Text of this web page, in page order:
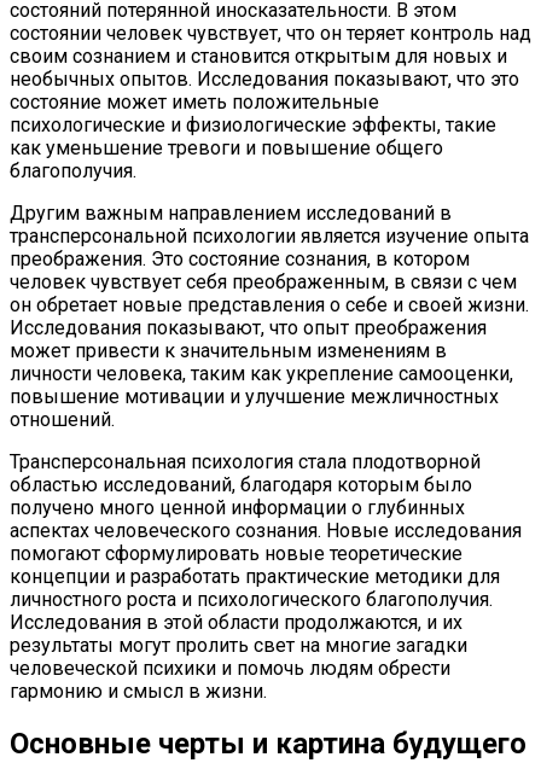
состояний потерянной иносказательности. В этом
состоянии человек чувствует, что он теряет контроль над
своим сознанием и становится открытым для новых и
необычных опытов. Исследования показывают, что это
состояние может иметь положительные
психологические и физиологические эффекты, такие
как уменьшение тревоги и повышение общего
благополучия.
Другим важным направлением исследований в
трансперсональной психологии является изучение опыта
преображения. Это состояние сознания, в котором
человек чувствует себя преображенным, в связи с чем
он обретает новые представления о себе и своей жизни.
Исследования показывают, что опыт преображения
может привести к значительным изменениям в
личности человека, таким как укрепление самооценки,
повышение мотивации и улучшение межличностных
отношений.
Трансперсональная психология стала плодотворной
областью исследований, благодаря которым было
получено много ценной информации о глубинных
аспектах человеческого сознания. Новые исследования
помогают сформулировать новые теоретические
концепции и разработать практические методики для
личностного роста и психологического благополучия.
Исследования в этой области продолжаются, и их
результаты могут пролить свет на многие загадки
человеческой психики и помочь людям обрести
гармонию и смысл в жизни.
Основные черты и картина будущего